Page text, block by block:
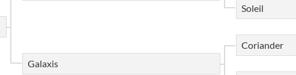
Galaxis
Soleil
Coriander